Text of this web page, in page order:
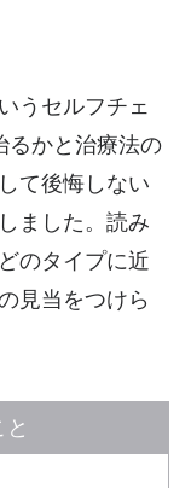
うセルフチェ
るかと治療法の
て後悔しない
ました。読み
のタイプに近
見当をつけら